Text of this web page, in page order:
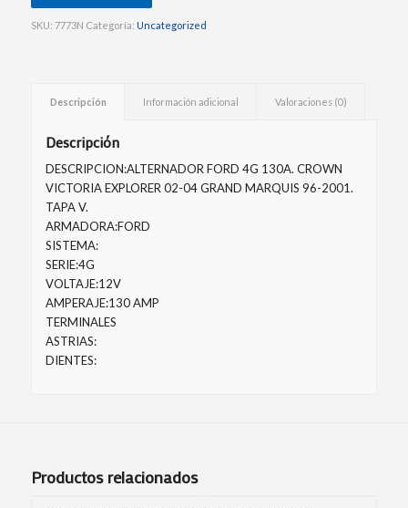
SKU: 7773N Categoría: Uncategorized
Descripción Información adicional Valoraciones (0)
Descripción
DESCRIPCION:ALTERNADOR FORD 4G 130A. CROWN
VICTORIA EXPLORER 02-04 GRAND MARQUIS 96-2001.
TAPA V.
ARMADORA:FORD
SISTEMA:
SERIE:4G
VOLTAJE:12V
AMPERAJE:130 AMP
TERMINALES
ASTRIAS:
DIENTES:
Productos relacionados